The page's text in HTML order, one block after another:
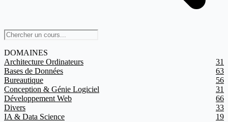
DOMAINES
Architecture Ordinateurs
31
Bases de Données
63
Bureautique
56
Conception & Génie Logiciel
31
Développement Web
66
Divers
33
IA & Data Science
19